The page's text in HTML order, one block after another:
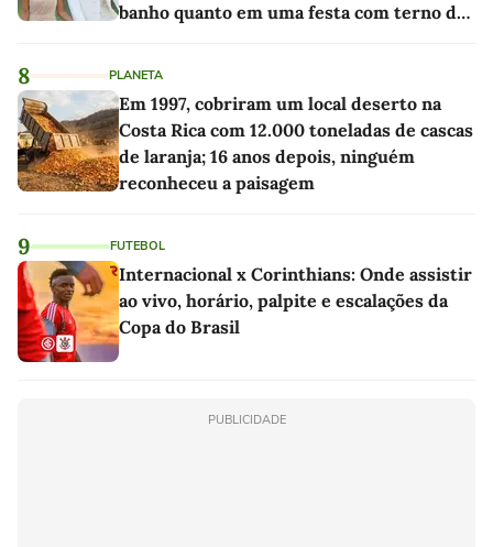
banho quanto em uma festa com terno de
8 PLANETA
Em 1997, cobriram um local deserto na
Costa Rica com 12.000 toneladas de cascas
de laranja; 16 anos depois, ninguém
reconheceu a paisagem
9 FUTEBOL
Internacional x Corinthians: Onde assistir
ao vivo, horário, palpite e escalações da
Copa do Brasil
PUBLICIDADE